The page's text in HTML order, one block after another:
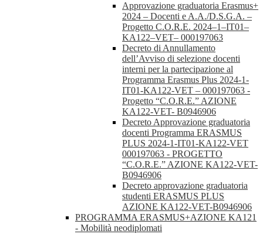
Approvazione graduatoria Erasmus+
2024 – Docenti e A.A./D.S.G.A. –
Progetto C.O.R.E. 2024–1–IT01–
KA122–VET– 000197063
Decreto di Annullamento
dell’Avviso di selezione docenti
interni per la partecipazione al
Programma Erasmus Plus 2024-1-
IT01-KA122-VET – 000197063 -
Progetto “C.O.R.E.” AZIONE
KA122-VET- B0946906
Decreto Approvazione graduatoria
docenti Programma ERASMUS
PLUS 2024-1-IT01-KA122-VET
000197063 - PROGETTO
“C.O.R.E.” AZIONE KA122-VET-
B0946906
Decreto approvazione graduatoria
studenti ERASMUS PLUS
AZIONE KA122-VET-B0946906
PROGRAMMA ERASMUS+AZIONE KA121
- Mobilità neodiplomati